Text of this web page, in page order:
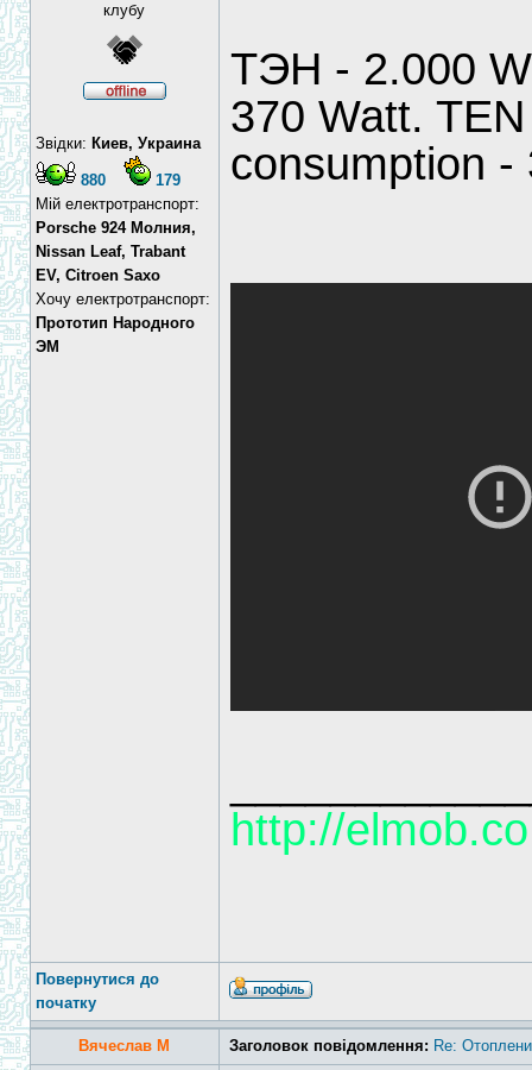
клубу
Звідки: Киев, Украина
880
179
Мій електротранспорт:
Porsche 924 Молния,
Nissan Leaf, Trabant
EV, Citroen Saxo
Хочу електротранспорт:
Прототип Народного
ЭМ
ТЭН - 2.000
370 Watt.
consumption -
http://elmob.co
Повернутися до
початку
Вячеслав М Заголовок повідомлення: Re: